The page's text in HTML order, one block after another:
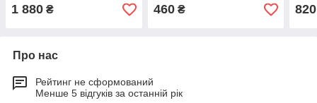
1 880 ₴ 460₴ 820
Про нас
Рейтинг не сформований
Менше 5 відгуків за останній рік